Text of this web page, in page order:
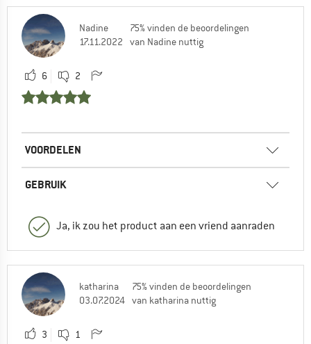
Nadine
17.11.2022
75% vinden de beoordelingen
van Nadine nuttig
6 2
VOORDELEN
GEBRUIK
Ja, ik zou het product aan een vriend aanraden
katharina
03.07.2024
75% vinden de beoordelingen
van katharina nuttig
3 1